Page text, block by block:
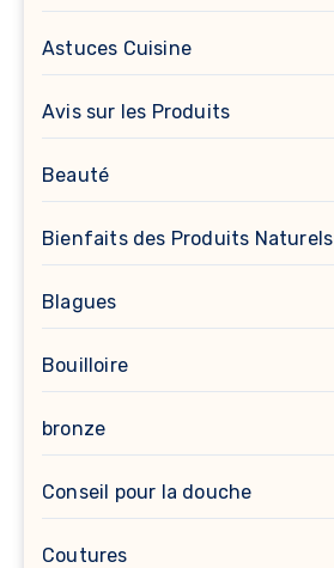
Astuces Cuisine
Avis sur les Produits
Beauté
Bienfaits des Produits Naturels
Blagues
Bouilloire
bronze
Conseil pour la douche
Coutures